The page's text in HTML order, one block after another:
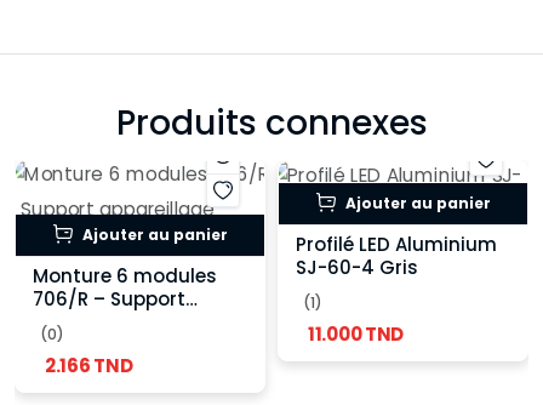
Produits connexes
Ajouter au panier
Monture 6 modules
706/R – Support
appareillage
électrique encastrable
(0)
2.166 TND
Ajouter au panier
Profilé LED Aluminium
SJ-60-4 Gris
(1)
11.000 TND